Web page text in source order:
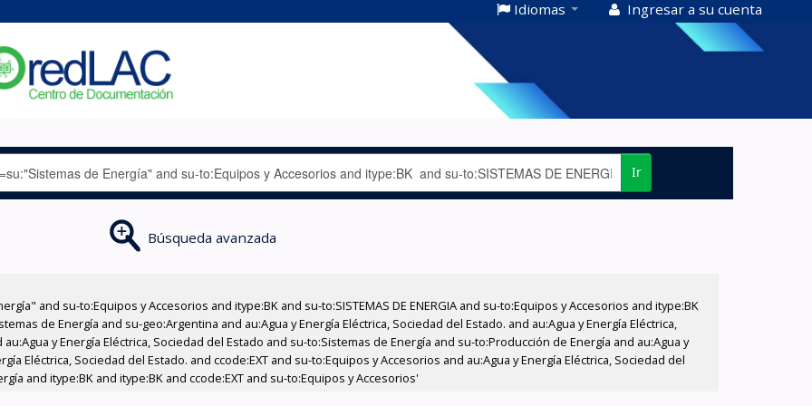
Idiomas Ingresar a su cuenta
Ir
Búsqueda avanzada
and su-to:Equipos y Accesorios and itype:BK and su-to:SISTEMAS DE ENERGIA and su-to:Equipos y Accesorios and itype:BK
de Energía and su-geo:Argentina and au:Agua y Energía Eléctrica, Sociedad del Estado. and au:Agua y Energía Eléctrica,
y Energía Eléctrica, Sociedad del Estado and su-to:Sistemas de Energía and su-to:Producción de Energía and au:Agua y
Eléctrica, Sociedad del Estado. and ccode:EXT and su-to:Equipos y Accesorios and au:Agua y Energía Eléctrica, Sociedad del
and itype:BK and itype:BK and ccode:EXT and su-to:Equipos y Accesorios'